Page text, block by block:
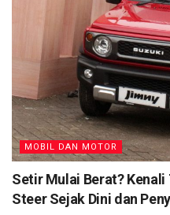
MOBIL DAN MOTOR
Setir Mulai Berat? Kenali
Steer Sejak Dini dan